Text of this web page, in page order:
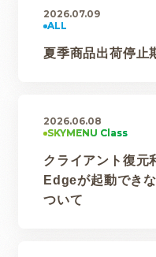
2026.07.09
夏季商品出荷停止
2026.06.08
クライアント復
Edgeが起動でき
ついて